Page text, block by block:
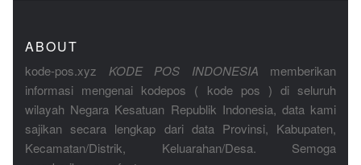
ABOUT
kode-pos.xyz KODE POS INDONESIA memberikan
informasi mengenai kodepos ( kode pos ) di seluruh
wilayah Negara Kesatuan Republik Indonesia, data kami
sajikan secara lengkap dari data Provinsi, Kabupaten,
Kecamatan/Distrik, Keluarahan/Desa. Semoga